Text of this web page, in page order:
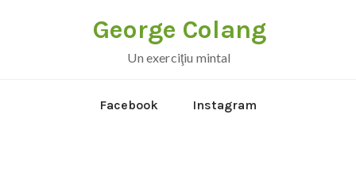
George Colang
Un exerciţiu mintal
Facebook Instagram